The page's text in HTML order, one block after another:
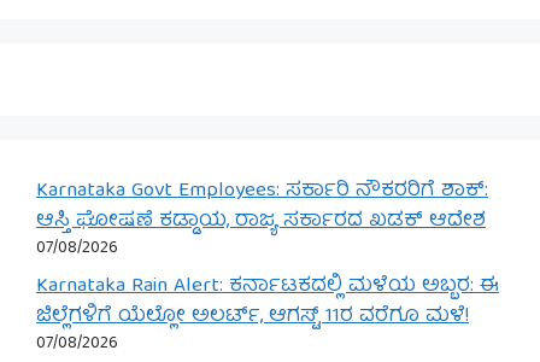
Karnataka Govt Employees: ಸರ್ಕಾರಿ ನೌಕರರಿಗೆ ಶಾಕ್:
ಆಸ್ತಿ ಘೋಷಣೆ ಕಡ್ಡಾಯ, ರಾಜ್ಯ ಸರ್ಕಾರದ ಖಡಕ್ ಆದೇಶ
07/08/2026
Karnataka Rain Alert: ಕರ್ನಾಟಕದಲ್ಲಿ ಮಳೆಯ ಅಬ್ಬರ: ಈ
ಜಿಲ್ಲೆಗಳಿಗೆ ಯೆಲ್ಲೋ ಅಲರ್ಟ್, ಆಗಸ್ಟ್ 11ರ ವರೆಗೂ ಮಳೆ!
07/08/2026